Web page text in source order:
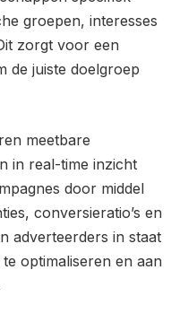
groepen, interesses
zorgt voor een
de juiste doelgroep
meetbare
in real-time inzicht
door middel
conversieratio’s en
adverteerders in staat
optimaliseren en aan